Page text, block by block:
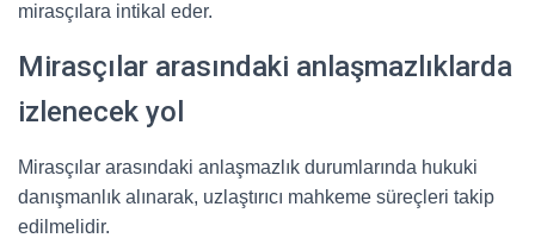
mirasçılara intikal eder.
Mirasçılar arasındaki anlaşmazlıklarda
izlenecek yol
Mirasçılar arasındaki anlaşmazlık durumlarında hukuki
danışmanlık alınarak, uzlaştırıcı mahkeme süreçleri takip
edilmelidir.